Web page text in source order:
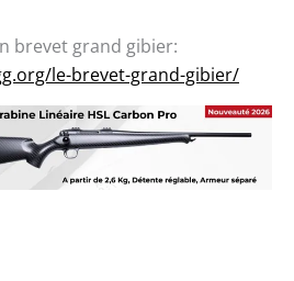
brevet grand gibier:
le-brevet-grand-gibier/